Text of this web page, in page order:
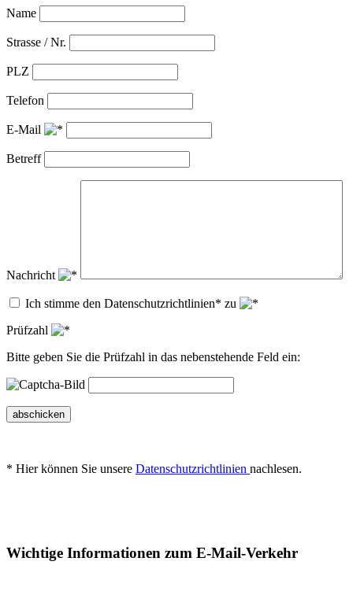
Name
Strasse / Nr.
PLZ
Telefon
E-Mail
Betreff
Nachricht
Ich stimme den Datenschutzrichtlinien* zu
Prüfzahl
Bitte geben Sie die Prüfzahl in das nebenstehende Feld ein:
abschicken
* Hier können Sie unsere Datenschutzrichtlinien nachlesen.
Wichtige Informationen zum E-Mail-Verkehr